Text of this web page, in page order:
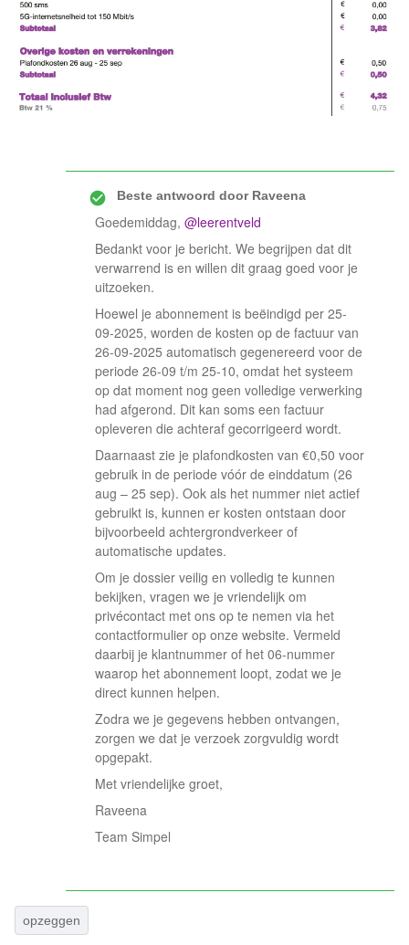
Beste antwoord doorRaveena
Goedemiddag, ​ @leerentveld
Bedankt voor je bericht. We begrijpen dat dit
verwarrend is en willen dit graag goed voor je
uitzoeken.
Hoewel je abonnement is beëindigd per 25-
09-2025, worden de kosten op de factuur van
26-09-2025 automatisch gegenereerd voor de
periode 26-09 t/m 25-10, omdat het systeem
op dat moment nog geen volledige verwerking
had afgerond. Dit kan soms een factuur
opleveren die achteraf gecorrigeerd wordt.
Daarnaast zie je plafondkosten van €0,50 voor
gebruik in de periode vóór de einddatum (26
aug – 25 sep). Ook als het nummer niet actief
gebruikt is, kunnen er kosten ontstaan door
bijvoorbeeld achtergrondverkeer of
automatische updates.
Om je dossier veilig en volledig te kunnen
bekijken, vragen we je vriendelijk om
privécontact met ons op te nemen via het
contactformulier op onze website. Vermeld
daarbij je klantnummer of het 06-nummer
waarop het abonnement loopt, zodat we je
direct kunnen helpen.
Zodra we je gegevens hebben ontvangen,
zorgen we dat je verzoek zorgvuldig wordt
opgepakt.
Met vriendelijke groet,
Raveena
Team Simpel
opzeggen